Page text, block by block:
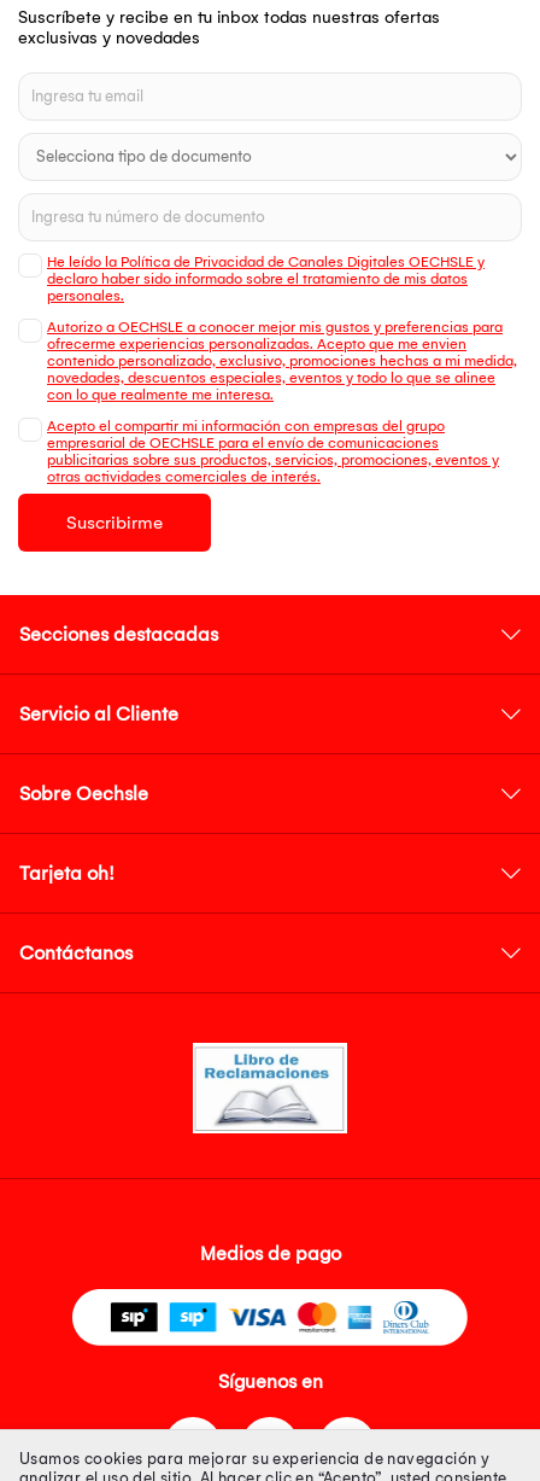
Suscríbete y recibe en tu inbox todas nuestras ofertas
exclusivas y novedades
He leído la Política de Privacidad de Canales Digitales OECHSLE y
declaro haber sido informado sobre el tratamiento de mis datos
personales.
Autorizo a OECHSLE a conocer mejor mis gustos y preferencias para
ofrecerme experiencias personalizadas. Acepto que me envien
contenido personalizado, exclusivo, promociones hechas a mi medida,
novedades, descuentos especiales, eventos y todo lo que se alinee
con lo que realmente me interesa.
Acepto el compartir mi información con empresas del grupo
empresarial de OECHSLE para el envío de comunicaciones
publicitarias sobre sus productos, servicios, promociones, eventos y
otras actividades comerciales de interés.
Suscribirme
Secciones destacadas
Servicio al Cliente
Sobre Oechsle
Tarjeta oh!
Contáctanos
Medios de pago
Síguenos en
Usamos cookies para mejorar su experiencia de navegación y